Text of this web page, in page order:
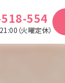
554
（火曜定休）